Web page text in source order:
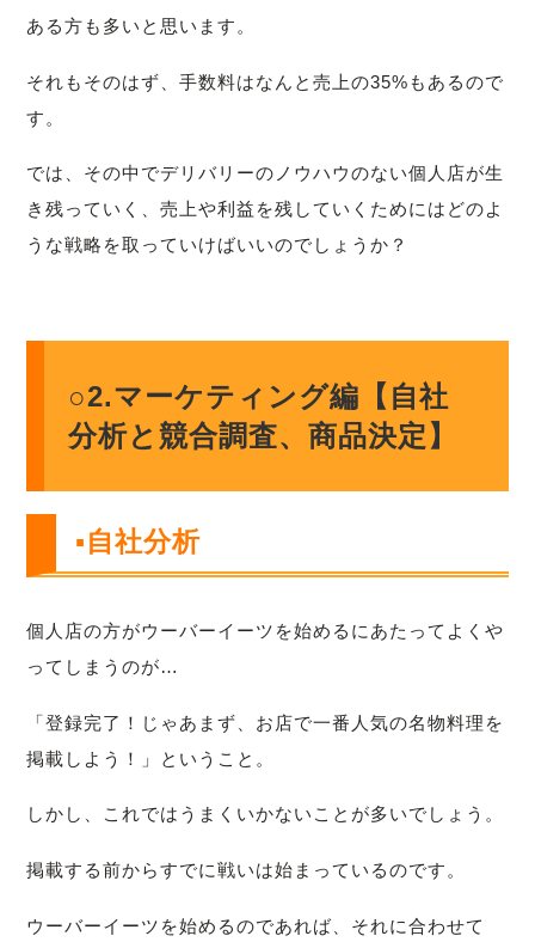
ある方も多いと思います。
それもそのはず、手数料はなんと売上の35%もあるので
す。
では、その中でデリバリーのノウハウのない個人店が生
き残っていく、売上や利益を残していくためにはどのよ
うな戦略を取っていけばいいのでしょうか？
○2.マーケティング編【自社
分析と競合調査、商品決定】
▪自社分析
個人店の方がウーバーイーツを始めるにあたってよくや
ってしまうのが…
「登録完了！じゃあまず、お店で一番人気の名物料理を
掲載しよう！」ということ。
しかし、これではうまくいかないことが多いでしょう。
掲載する前からすでに戦いは始まっているのです。
ウーバーイーツを始めるのであれば、それに合わせて